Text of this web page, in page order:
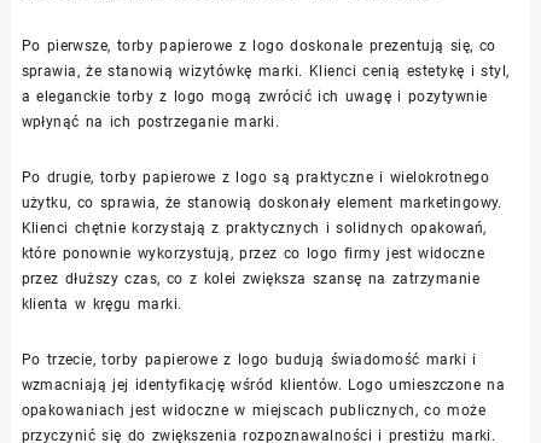
Po pierwsze, torby papierowe z logo doskonale prezentują się, co
sprawia, że stanowią wizytówkę marki. Klienci cenią estetykę i styl,
a eleganckie torby z logo mogą zwrócić ich uwagę i pozytywnie
wpłynąć na ich postrzeganie marki.
Po drugie, torby papierowe z logo są praktyczne i wielokrotnego
użytku, co sprawia, że stanowią doskonały element marketingowy.
Klienci chętnie korzystają z praktycznych i solidnych opakowań,
które ponownie wykorzystują, przez co logo firmy jest widoczne
przez dłuższy czas, co z kolei zwiększa szansę na zatrzymanie
klienta w kręgu marki.
Po trzecie, torby papierowe z logo budują świadomość marki i
wzmacniają jej identyfikację wśród klientów. Logo umieszczone na
opakowaniach jest widoczne w miejscach publicznych, co może
przyczynić się do zwiększenia rozpoznawalności i prestiżu marki.